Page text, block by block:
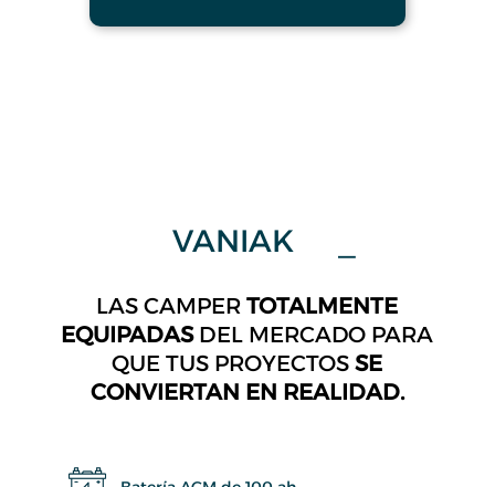
VANIAK Nukak
LAS CAMPER TOTALMENTE
EQUIPADASDEL MERCADO PARA
QUE TUS PROYECTOSSE
CONVIERTAN EN REALIDAD.